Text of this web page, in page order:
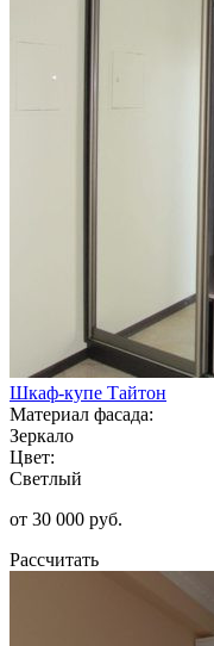
Шкаф-купе Тайтон
Материал фасада:
Зеркало
Цвет:
Светлый
от 30 000 руб.
Рассчитать